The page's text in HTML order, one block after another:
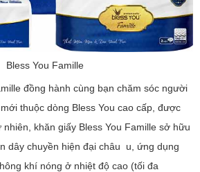
Bless You Famille
đồng hành cùng bạn chăm sóc người
thuộc dòng Bless You cao cấp, được
khăn giấy Bless You Famille sở hữu
dây chuyền hiện đại châu u, ứng dụng
khí nóng ở nhiệt độ cao (tối đa